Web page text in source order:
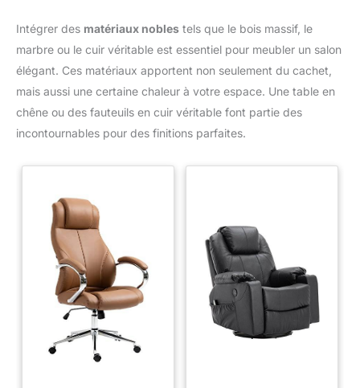
Intégrer des matériaux nobles tels que le bois massif, le
marbre ou le cuir véritable est essentiel pour meubler un salon
élégant. Ces matériaux apportent non seulement du cachet,
mais aussi une certaine chaleur à votre espace. Une table en
chêne ou des fauteuils en cuir véritable font partie des
incontournables pour des finitions parfaites.